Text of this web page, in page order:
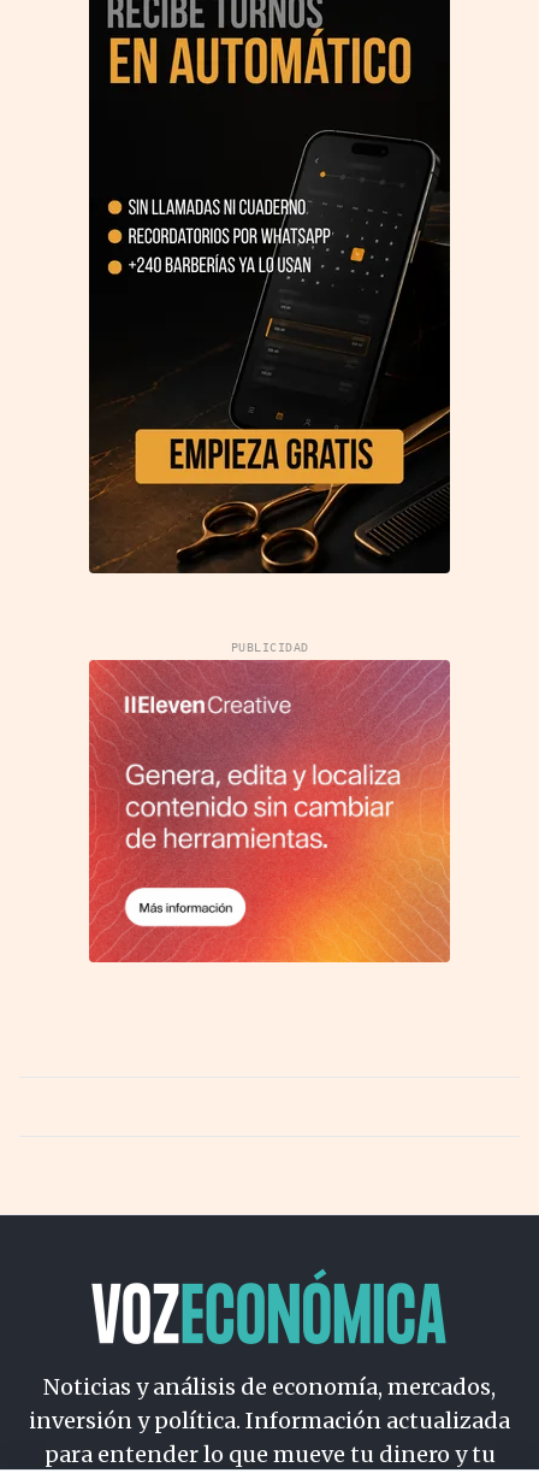
PUBLICIDAD
Noticias y análisis de economía, mercados,
inversión y política. Información actualizada
para entender lo que mueve tu dinero y tu